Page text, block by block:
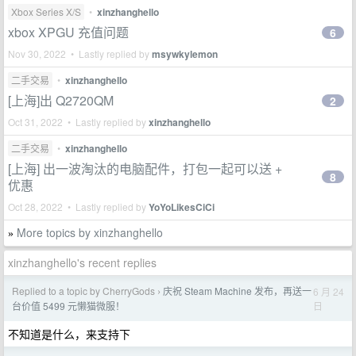
Xbox Series X/S • xinzhanghello
xbox XPGU 充值问题
Nov 30, 2022 • Lastly replied bymsywkylemon
6
二手交易 • xinzhanghello
[上海]出 Q2720QM
Oct 31, 2022 • Lastly replied byxinzhanghello
2
二手交易 • xinzhanghello
[上海] 出一波淘汰的电脑配件，打包一起可以送 +
优惠
Oct 28, 2022 • Lastly replied byYoYoLikesCiCi
8
» More topics by xinzhanghello
xinzhanghello's recent replies
Replied to a topic by CherryGods › 庆祝 Steam Machine 发布，再送一
台价值 5499 元懒猫微服！
6 月 24
日
不知道是什么，来支持下